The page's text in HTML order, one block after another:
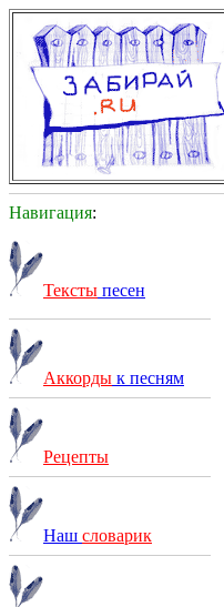
Навигация:
Тексты песен
Аккорды к песням
Рецепты
Наш словарик